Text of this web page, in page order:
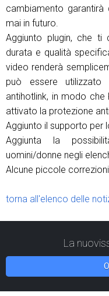
cambiamento
mai in futuro.
Aggiunto plugin, che ti
durata e qualità
video renderà
può essere utilizzato
antihotlink, in modo
attivato la protezione
Aggiunto il supporto per
Aggiunta la
uomini/donne negli
Alcune piccole
torna all'elenco delle
La